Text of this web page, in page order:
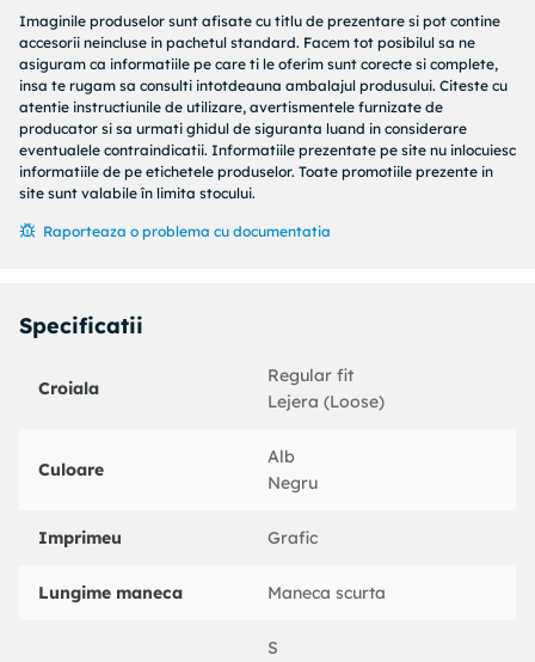
100% Bumbac
Indicatii de ingrijire:
Sa se spele in masina de spalat la 30 de grade, A nu se usca
la uscator , A nu se albi, A se calca la temperatura medie, A
nu se curata chimic
Imaginile produselor sunt afisate cu titlu de prezentare si pot contine
accesorii neincluse in pachetul standard. Facem tot posibilul sa ne
asiguram ca informatiile pe care ti le oferim sunt corecte si complete,
insa te rugam sa consulti intotdeauna ambalajul produsului. Citeste cu
atentie instructiunile de utilizare, avertismentele furnizate de
producator si sa urmati ghidul de siguranta luand in considerare
eventualele contraindicatii. Informatiile prezentate pe site nu inlocuiesc
informatiile de pe etichetele produselor. Toate promotiile prezente in
site sunt valabile în limita stocului.
Raporteaza o problema cu documentatia
Specificatii
Croiala
Regular fit
Lejera (Loose)
Culoare
Alb
Negru
Imprimeu Grafic
Lungime maneca Maneca scurta
S